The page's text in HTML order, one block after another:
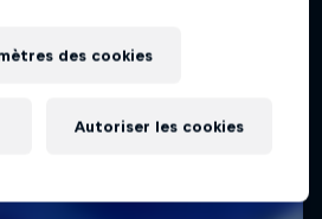
MUSIQUEdes cookies
Autoriser les cookies